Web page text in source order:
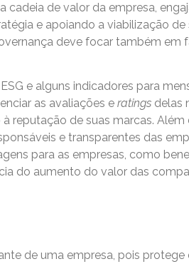
de valor da empresa,
e apoiando a viabilização de
deve focar também em
e alguns indicadores para
as avaliações e ratings delas
reputação de suas marcas. Além
e transparentes das
para as empresas, como
do aumento do valor das
de uma empresa, pois protege